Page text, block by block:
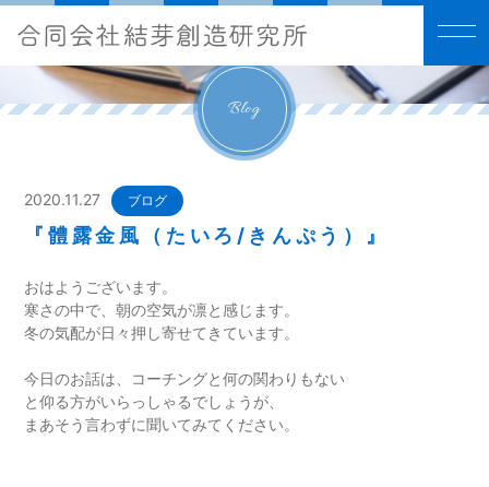
Blog
2020.11.27 ブログ
『體露金風（たいろ/きんぷう）』
おはようございます。
寒さの中で、朝の空気が凛と感じます。
冬の気配が日々押し寄せてきています。
今日のお話は、コーチングと何の関わりもない
と仰る方がいらっしゃるでしょうが、
まあそう言わずに聞いてみてください。